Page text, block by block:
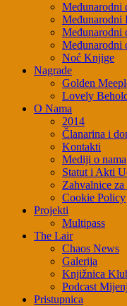
Međunarodni
Međunarodni
Međunarodni
Međunarodni
Noć Knjige
Nagrade
Golden
Lovely
O Nama
2014
Članarina i
Kontakti
Mediji o nama
Statut i Akti
Zahvalnice za
Cookie Policy
Projekti
Multipass
The Lair
Chaos News
Galerija
Knjižnica
Podcast
Pristupnica